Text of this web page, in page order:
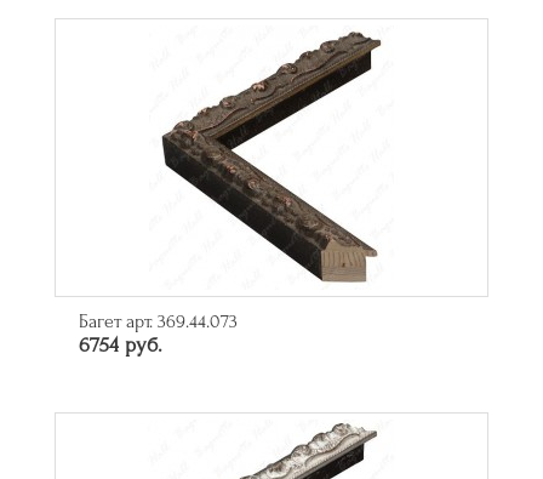
Багет арт. 369.44.073
6754 руб.